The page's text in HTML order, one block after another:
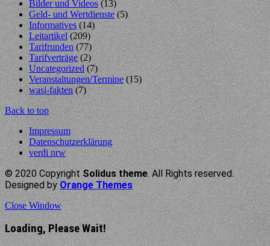
Bilder und Videos(13)
Geld- und Wertdienste(5)
Informatives(14)
Leitartikel(209)
Tarifrunden(77)
Tarifverträge(2)
Uncategorized(7)
Veranstaltungen/Termine(15)
wasi-fakten(7)
Back to top
Impressum
Datenschutzerklärung
verdi nrw
© 2020 CopyrightSolidus theme. All Rights reserved.
Designed byOrange Themes
Close Window
Loading, Please Wait!